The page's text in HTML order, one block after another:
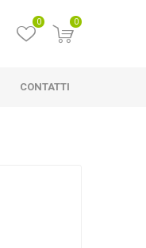
0 0
CONTATTI